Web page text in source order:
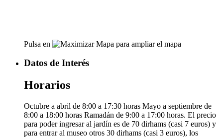
Pulsa en para ampliar el mapa
Datos de Interés
Horarios
Octubre a abril de 8:00 a 17:30 horas Mayo a septiembre de
8:00 a 18:00 horas Ramadán de 9:00 a 17:00 horas. El precio
para poder ingresar al jardín es de 70 dirhams (casi 7 euros) y
para entrar al museo otros 30 dirhams (casi 3 euros), los